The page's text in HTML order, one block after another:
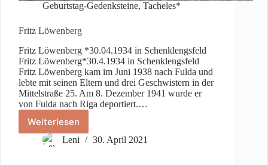
Geburtstag-Gedenksteine, Tacheles*
Fritz Löwenberg
Fritz Löwenberg *30.04.1934 in Schenklengsfeld
Fritz Löwenberg*30.4.1934 in Schenklengsfeld
Fritz Löwenberg kam im Juni 1938 nach Fulda und
lebte mit seinen Eltern und drei Geschwistern in der
Mittelstraße 25. Am 8. Dezember 1941 wurde er
von Fulda nach Riga deportiert.…
Weiterlesen
Fritz
Löwenberg
Leni 30. April 2021